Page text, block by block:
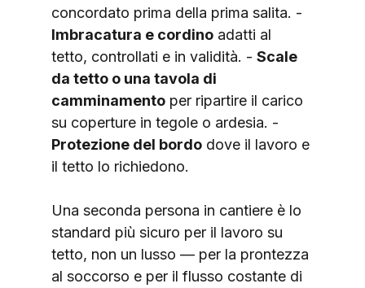
concordato prima della prima salita. -
Imbracatura e cordino adatti al
tetto, controllati e in validità. - Scale
da tetto o una tavola di
camminamento per ripartire il carico
su coperture in tegole o ardesia. -
Protezione del bordo dove il lavoro e
il tetto lo richiedono.
Una seconda persona in cantiere è lo
standard più sicuro per il lavoro su
tetto, non un lusso — per la prontezza
al soccorso e per il flusso costante di